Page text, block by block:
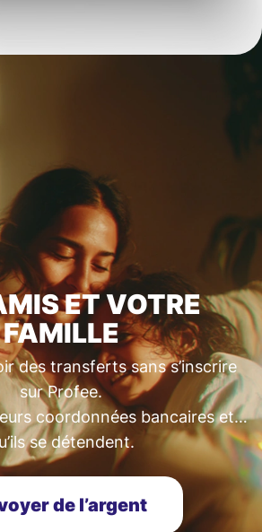
ET VOTRE
FAMILLE
des transferts sans s’inscrire
sur Profee.
coordonnées bancaires et…
se détendent.
de l’argent